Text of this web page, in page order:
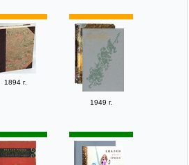
1894 г.
1949 г.